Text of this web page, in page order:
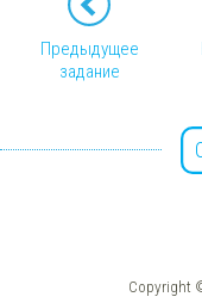
Предыдущее
задание
Copyright